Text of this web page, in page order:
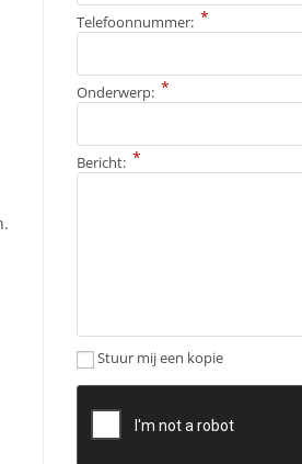
Telefoonnummer: *
Onderwerp: *
Bericht: *
Stuur mij een kopie